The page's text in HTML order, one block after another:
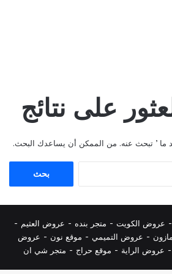
على نتائج
ما ’ تبحث عنه. من الممكن أن يساعدك البحث.
- عروض الكويت - متجر بنده - عروض العثيم -
- عروض التميمي - موقع نون - عروض
- عروض الراية - موقع حراج - متجر شي ان